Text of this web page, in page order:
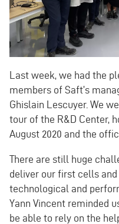
Last week, we had the
members of Saft’s
Ghislain Lescuyer. We
tour of the R&D Center,
August 2020 and the
There are still huge
deliver our first cells
technological and
Yann Vincent reminded
be able to rely on the